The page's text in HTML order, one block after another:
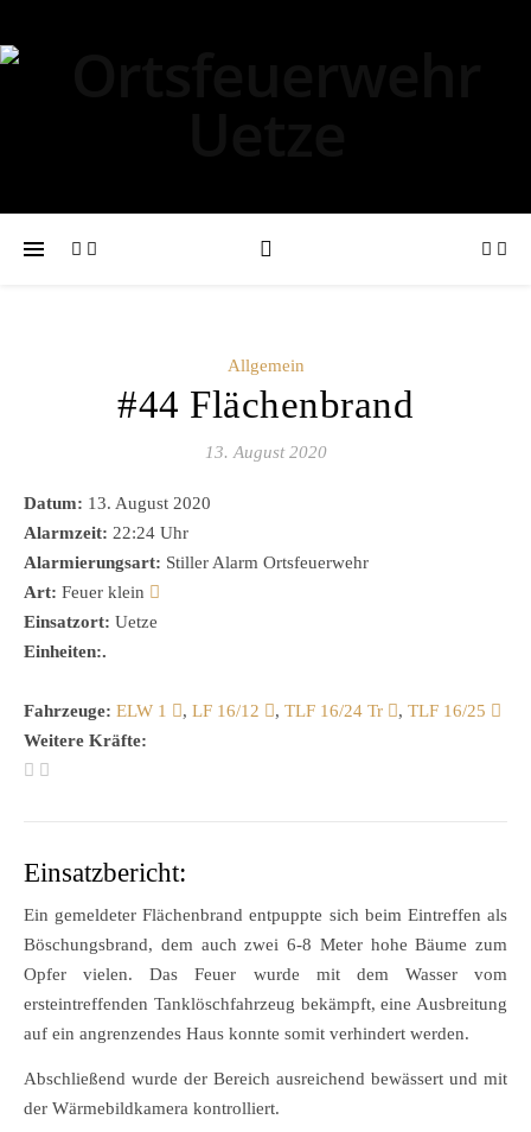
Allgemein
#44 Flächenbrand
13. August 2020
Datum: 13. August 2020
Alarmzeit: 22:24 Uhr
Alarmierungsart: Stiller Alarm Ortsfeuerwehr
Art: Feuer klein
Einsatzort: Uetze
Einheiten:.
Fahrzeuge: ELW 1 , LF 16/12 , TLF 16/24 Tr , TLF 16/25
Weitere Kräfte:
Einsatzbericht:
Ein gemeldeter Flächenbrand entpuppte sich beim Eintreffen als
Böschungsbrand, dem auch zwei 6-8 Meter hohe Bäume zum
Opfer vielen. Das Feuer wurde mit dem Wasser vom
ersteintreffenden Tanklöschfahrzeug bekämpft, eine Ausbreitung
auf ein angrenzendes Haus konnte somit verhindert werden.
Abschließend wurde der Bereich ausreichend bewässert und mit
der Wärmebildkamera kontrolliert.